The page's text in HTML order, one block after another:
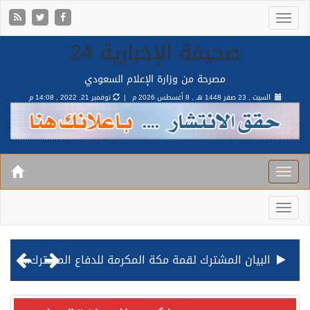
صحيفة الإخبارية 24
مصرحة من وزارة الإعلام السعودي
السبت , 23 صفر 1448 هـ , 8 أغسطس 2026 م | نوفمبر 21, 2022 , 14:08 م
البيان المشترك لقمة مكة المكرمة للدفاع المشترك بين المملكة وتركيا وباكستان
قيادة القوات المشتركة للتحالف: نفذنا عملية رد عسكري متناسبة لأهداف عسكرية مشروعة تابعة للمليشيا الحوثية الإرهابية في محافظة الحديدة